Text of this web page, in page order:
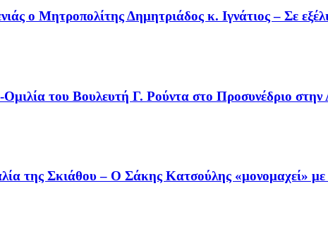
ο Μητροπολίτης Δημητριάδος κ. Ιγνάτιος – Σε
του Βουλευτή Γ. Ρούντα στο Προσυνέδριο
Σκιάθου – Ο Σάκης Κατσούλης «μονομαχεί» με